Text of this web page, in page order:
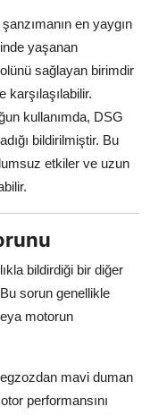
en yaygın
yaşanan
sağlayan birimdir
karşılaşılabilir.
kullanımda, DSG
bildirilmiştir. Bu
etkiler ve uzun
bildirdiği bir diğer
sorun genellikle
motorun
mavi duman
performansını